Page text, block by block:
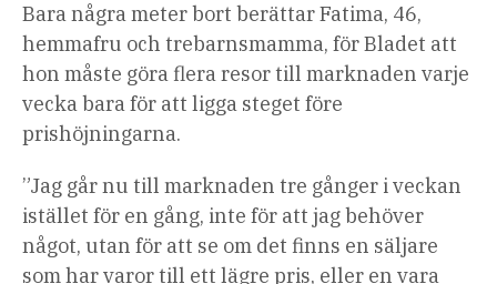
Bara några meter bort berättar Fatima, 46,
hemmafru och trebarnsmamma, för Bladet att
hon måste göra flera resor till marknaden varje
vecka bara för att ligga steget före
prishöjningarna.
”Jag går nu till marknaden tre gånger i veckan
istället för en gång, inte för att jag behöver
något, utan för att se om det finns en säljare
som har varor till ett lägre pris, eller en vara